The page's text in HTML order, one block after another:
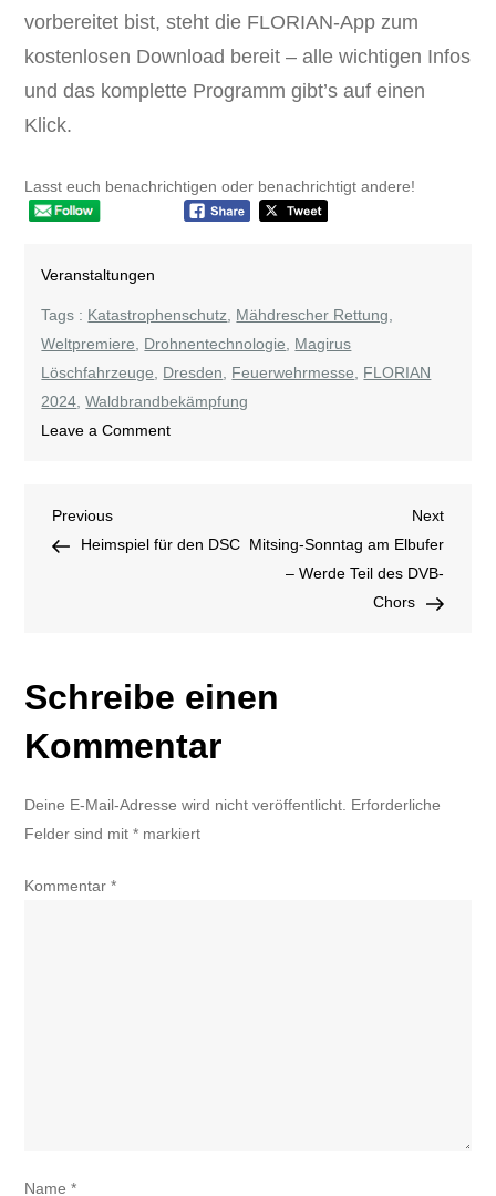
vorbereitet bist, steht die FLORIAN-App zum
kostenlosen Download bereit – alle wichtigen Infos
und das komplette Programm gibt’s auf einen
Klick.
Lasst euch benachrichtigen oder benachrichtigt andere!
Veranstaltungen
Tags : Katastrophenschutz, Mähdrescher Rettung,
Weltpremiere, Drohnentechnologie, Magirus
Löschfahrzeuge, Dresden, Feuerwehrmesse, FLORIAN
2024,Waldbrandbekämpfung
Leave a Commenton
Beitragsnavigation
Previous
Post
Previous
Heimspiel für den DSC
Next
Post
Next
Mitsing-Sonntag am Elbufer
– Werde Teil des DVB-
Chors
Schreibe einen
Kommentar
Deine E-Mail-Adresse wird nicht veröffentlicht. Erforderliche
Felder sind mit* markiert
Kommentar*
Name*